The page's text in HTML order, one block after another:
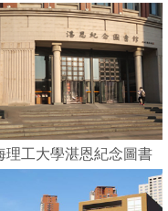
理工大學湛恩紀念圖書